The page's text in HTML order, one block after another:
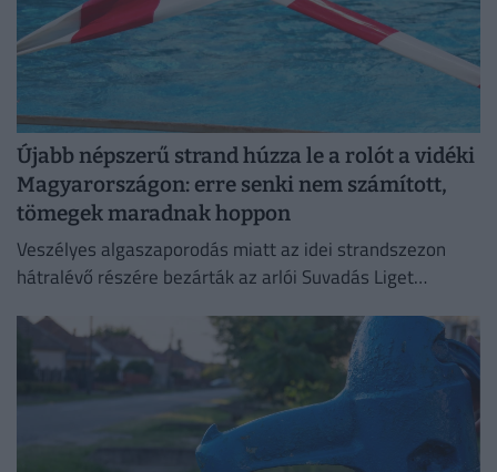
Újabb népszerű strand húzza le a rolót a vidéki
Magyarországon: erre senki nem számított,
tömegek maradnak hoppon
Veszélyes algaszaporodás miatt az idei strandszezon
hátralévő részére bezárták az arlói Suvadás Liget